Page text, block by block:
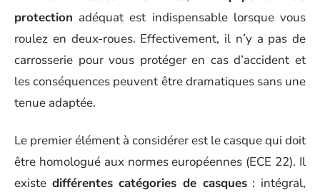
protection adéquat est indispensable lorsque vous
roulez en deux-roues. Effectivement, il n’y a pas de
carrosserie pour vous protéger en cas d’accident et
les conséquences peuvent être dramatiques sans une
tenue adaptée.
Le premier élément à considérer est le casque qui doit
être homologué aux normes européennes (ECE 22). Il
existe différentes catégories de casques: intégral,